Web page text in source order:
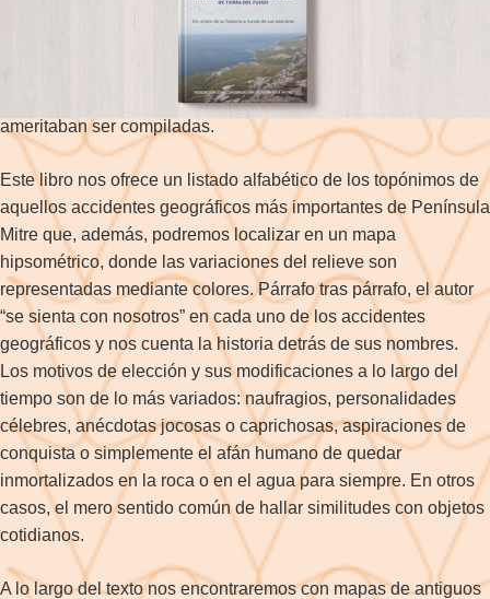
de la enorme isla que es Tierra del Fuego. Sin embargo, la
península sigue siendo un sitio enigmático, que pocas
personas han recorrido en su inabarcable extensión, y cuya
historia y geografía están repletas de singularidades que
ameritaban ser compiladas.
Este libro nos ofrece un listado alfabético de los topónimos de
aquellos accidentes geográficos más importantes de Península
Mitre que, además, podremos localizar en un mapa
hipsométrico, donde las variaciones del relieve son
representadas mediante colores. Párrafo tras párrafo, el autor
“se sienta con nosotros” en cada uno de los accidentes
geográficos y nos cuenta la historia detrás de sus nombres.
Los motivos de elección y sus modificaciones a lo largo del
tiempo son de lo más variados: naufragios, personalidades
célebres, anécdotas jocosas o caprichosas, aspiraciones de
conquista o simplemente el afán humano de quedar
inmortalizados en la roca o en el agua para siempre. En otros
casos, el mero sentido común de hallar similitudes con objetos
cotidianos.
A lo largo del texto nos encontraremos con mapas de antiguos